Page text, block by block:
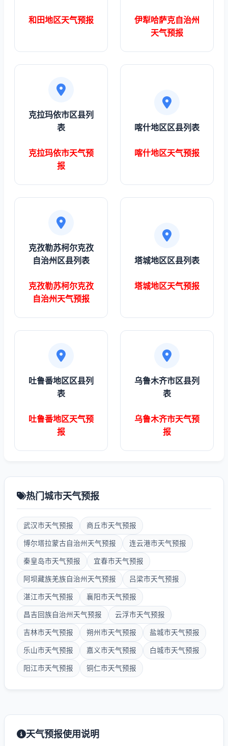
和田地区天气预报
伊犁哈萨克自治州
天气预报
克拉玛依市区县列
表
克拉玛依市天气预
报
喀什地区区县列表
喀什地区天气预报
克孜勒苏柯尔克孜
自治州区县列表
克孜勒苏柯尔克孜
自治州天气预报
塔城地区区县列表
塔城地区天气预报
吐鲁番地区区县列
表
吐鲁番地区天气预
报
乌鲁木齐市区县列
表
乌鲁木齐市天气预
报
热门城市天气预报
武汉市天气预报 商丘市天气预报
博尔塔拉蒙古自治州天气预报 连云港市天气预报
秦皇岛市天气预报 宜春市天气预报
阿坝藏族羌族自治州天气预报 吕梁市天气预报
湛江市天气预报 襄阳市天气预报
昌吉回族自治州天气预报 云浮市天气预报
吉林市天气预报 朔州市天气预报 盐城市天气预报
乐山市天气预报 嘉义市天气预报 白城市天气预报
阳江市天气预报 铜仁市天气预报
天气预报使用说明